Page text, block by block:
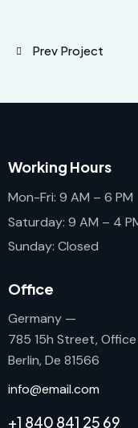
Prev Project
Working Hours
Mon-Fri: 9 AM – 6 PM
Saturday: 9 AM – 4
Sunday: Closed
Office
Germany —
785 15h Street,
Berlin, De 81566
info@email.com
+1 840 841 25 69